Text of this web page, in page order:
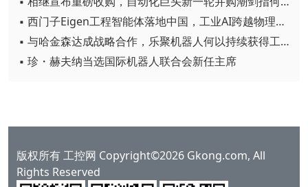
▪ 西门子Eigen工程智能体落地中国，工业AI跨越物理世界“确定性”拐点
▪ 与哈金森达成战略合作，乐聚机器人何以持续获得工业巨头青睐？
▪ 珍・赫夫纳当选国际机器人联合会新任主席
版权所有 工控网 Copyright©2026 Gkong.com, All
Rights Reserved